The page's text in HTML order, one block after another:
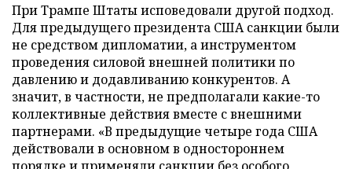
При Трампе Штаты исповедовали другой подход.
Для предыдущего президента США санкции были
не средством дипломатии, а инструментом
проведения силовой внешней политики по
давлению и додавливанию конкурентов. А
значит, в частности, не предполагали какие-то
коллективные действия вместе с внешними
партнерами. «В предыдущие четыре года США
действовали в основном в одностороннем